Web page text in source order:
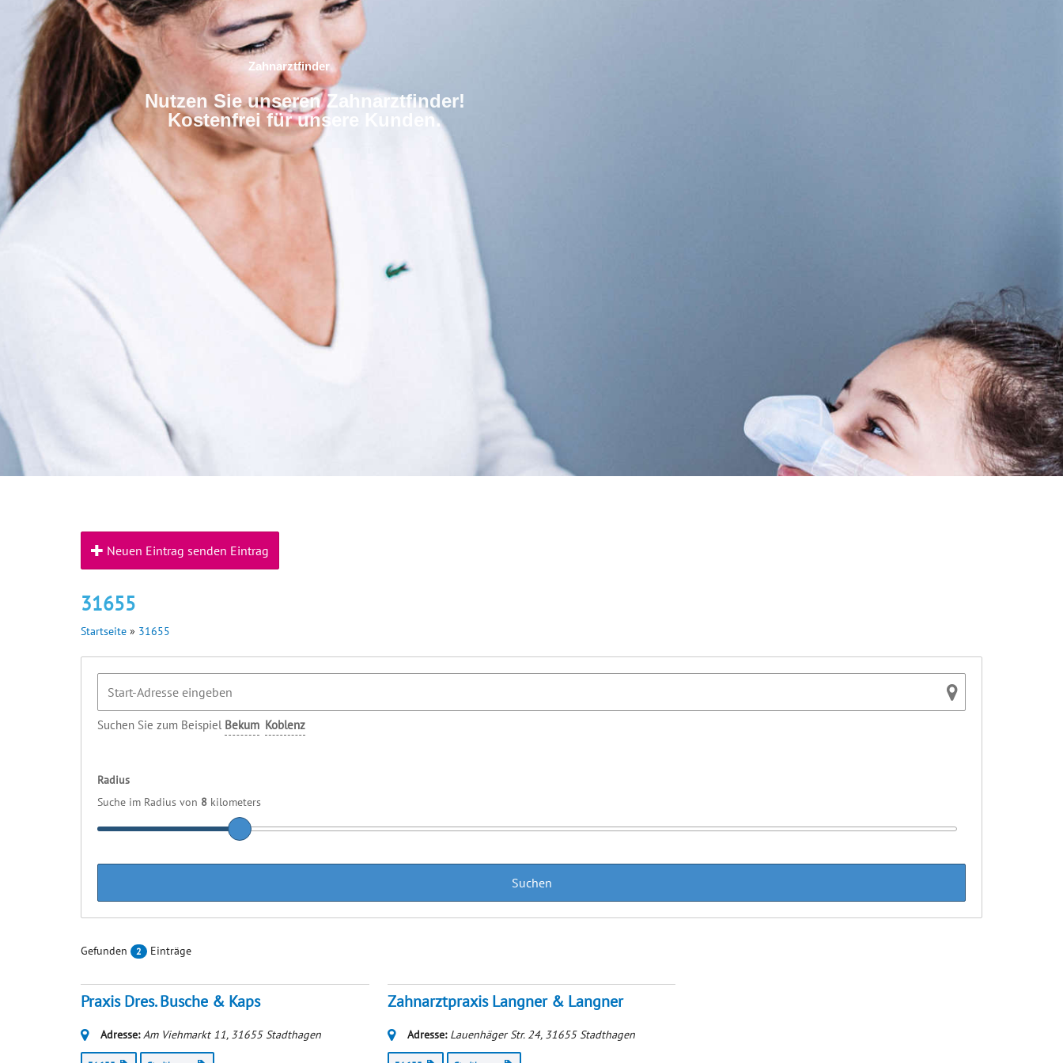
Zahnarztfinder
Nutzen Sie unseren Zahnarztfinder!
Kostenfrei für unsere Kunden.
Neuen Eintrag senden Eintrag
31655
Startseite » 31655
Suchen Sie zum Beispiel Bekum Koblenz
Radius
Suche im Radius von 8 kilometers
Gefunden 2 Einträge
Praxis Dres. Busche & Kaps
Adresse: Am Viehmarkt 11, 31655Stadthagen
Zahnarztpraxis Langner & Langner
Adresse: Lauenhäger Str. 24, 31655Stadthagen